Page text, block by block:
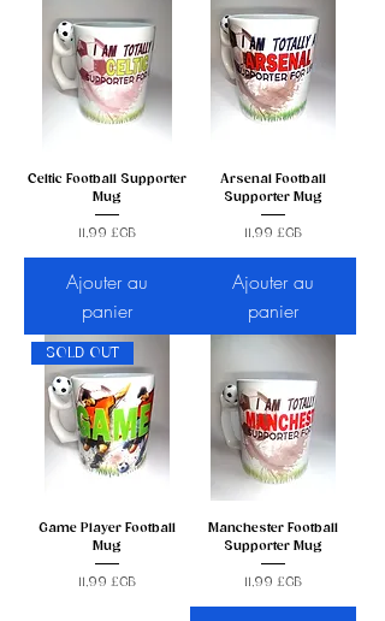
Celtic Football Supporter
Mug
Prix
11,99 £GB
Ajouter au
panier
Arsenal Football
Supporter Mug
Prix
11,99 £GB
Ajouter au
panier
SOLD OUT
Game Player Football
Mug
Prix
11,99 £GB
Manchester Football
Supporter Mug
Prix
11,99 £GB